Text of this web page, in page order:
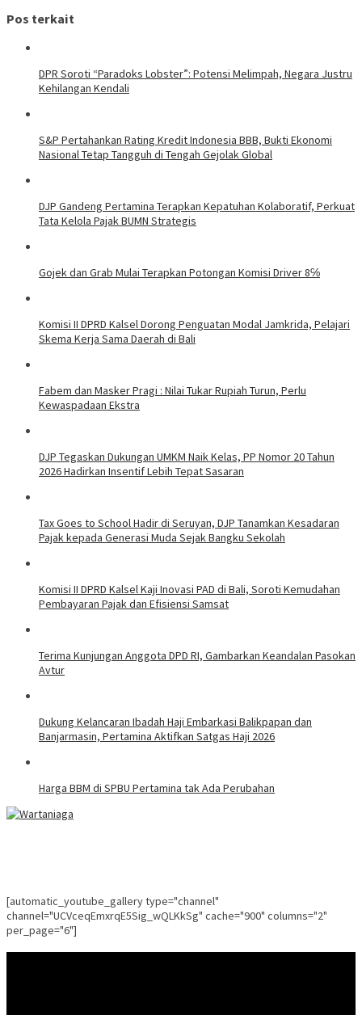
Pos terkait
DPR Soroti “Paradoks Lobster”: Potensi Melimpah, Negara Justru
Kehilangan Kendali
S&P Pertahankan Rating Kredit Indonesia BBB, Bukti Ekonomi
Nasional Tetap Tangguh di Tengah Gejolak Global
DJP Gandeng Pertamina Terapkan Kepatuhan Kolaboratif, Perkuat
Tata Kelola Pajak BUMN Strategis
Gojek dan Grab Mulai Terapkan Potongan Komisi Driver 8℅
Komisi II DPRD Kalsel Dorong Penguatan Modal Jamkrida, Pelajari
Skema Kerja Sama Daerah di Bali
Fabem dan Masker Pragi : Nilai Tukar Rupiah Turun, Perlu
Kewaspadaan Ekstra
DJP Tegaskan Dukungan UMKM Naik Kelas, PP Nomor 20 Tahun
2026 Hadirkan Insentif Lebih Tepat Sasaran
Tax Goes to School Hadir di Seruyan, DJP Tanamkan Kesadaran
Pajak kepada Generasi Muda Sejak Bangku Sekolah
Komisi II DPRD Kalsel Kaji Inovasi PAD di Bali, Soroti Kemudahan
Pembayaran Pajak dan Efisiensi Samsat
Terima Kunjungan Anggota DPD RI, Gambarkan Keandalan Pasokan
Avtur
Dukung Kelancaran Ibadah Haji Embarkasi Balikpapan dan
Banjarmasin, Pertamina Aktifkan Satgas Haji 2026
Harga BBM di SPBU Pertamina tak Ada Perubahan
[automatic_youtube_gallery type="channel"
channel="UCVceqEmxrqE5Sig_wQLKkSg" cache="900" columns="2"
per_page="6"]